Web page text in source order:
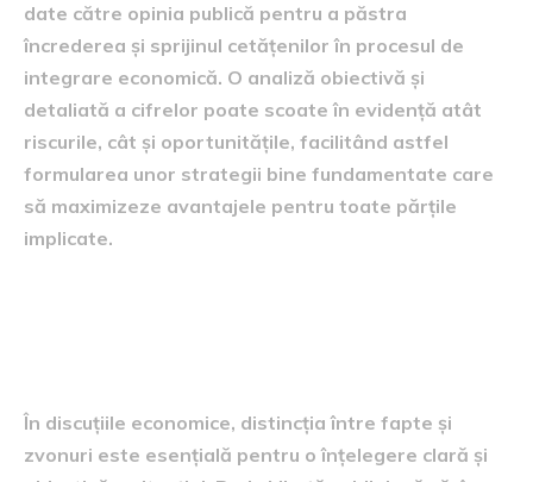
date către opinia publică pentru a păstra
încrederea și sprijinul cetățenilor în procesul de
integrare economică. O analiză obiectivă și
detaliată a cifrelor poate scoate în evidență atât
riscurile, cât și oportunitățile, facilitând astfel
formularea unor strategii bine fundamentate care
să maximizeze avantajele pentru toate părțile
implicate.
În discuțiile economice, distincția între fapte și
zvonuri este esențială pentru o înțelegere clară și